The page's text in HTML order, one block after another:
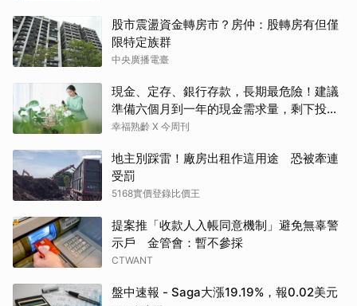
股市震盪資金轉房市？房仲：股轉房有但僅
限特定族群
中央廣播電臺
現金、定存、銀行存款，長期最危險！建議
準備六個月到一年的現金需求量，剩下投資
這2個
幸福熟齡 X 今周刊
地主別踩雷！廠房出租作這用途 恐被牽連
受罰
5168實價登錄比價王
提案推「收款人入帳同意機制」避免無辜警
示戶 金管會：暫不參採
CTWANT
盤中速報 - Saga大漲19.19%，報0.02美元